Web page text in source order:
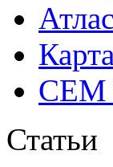
Статьи